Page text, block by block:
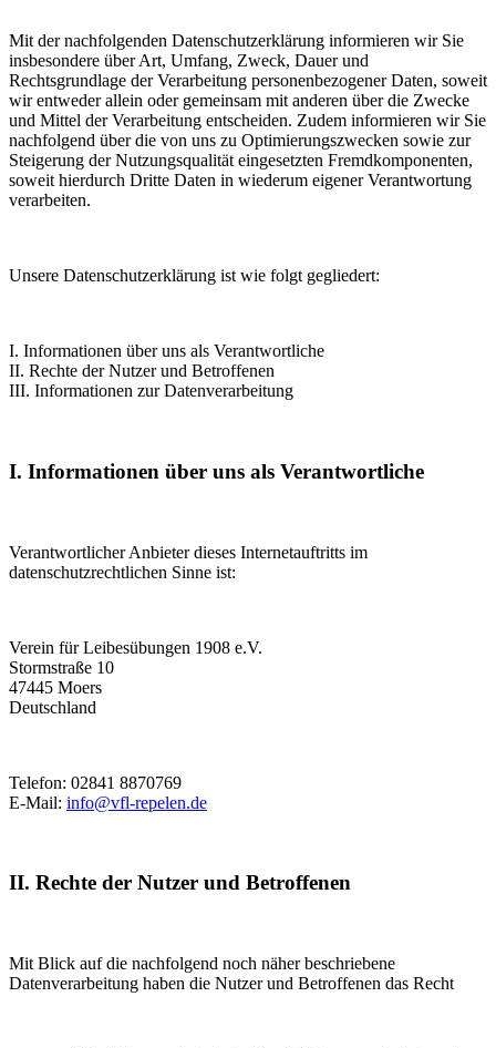
Mit der nachfolgenden Datenschutzerklärung informieren wir Sie
insbesondere über Art, Umfang, Zweck, Dauer und
Rechtsgrundlage der Verarbeitung personenbezogener Daten, soweit
wir entweder allein oder gemeinsam mit anderen über die Zwecke
und Mittel der Verarbeitung entscheiden. Zudem informieren wir Sie
nachfolgend über die von uns zu Optimierungszwecken sowie zur
Steigerung der Nutzungsqualität eingesetzten Fremdkomponenten,
soweit hierdurch Dritte Daten in wiederum eigener Verantwortung
verarbeiten.
Unsere Datenschutzerklärung ist wie folgt gegliedert:
I. Informationen über uns als Verantwortliche
II. Rechte der Nutzer und Betroffenen
III. Informationen zur Datenverarbeitung
I. Informationen über uns als Verantwortliche
Verantwortlicher Anbieter dieses Internetauftritts im
datenschutzrechtlichen Sinne ist:
Verein für Leibesübungen 1908 e.V.
Stormstraße 10
47445 Moers
Deutschland
Telefon: 02841 8870769
E-Mail: info@vfl-repelen.de
II. Rechte der Nutzer und Betroffenen
Mit Blick auf die nachfolgend noch näher beschriebene
Datenverarbeitung haben die Nutzer und Betroffenen das Recht